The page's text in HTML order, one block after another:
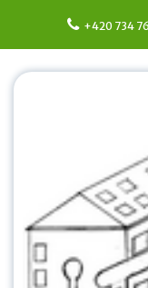
content
+420 734